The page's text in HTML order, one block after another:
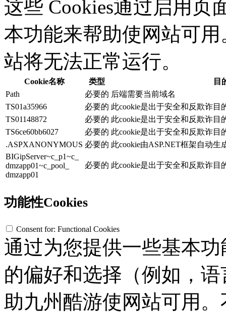
这些 Cookies通过启用页
本功能来帮助使网站可
站将无法正常运行。
Cookie名称 类型
目
Path
必要的 后端需要当前域名
TS01a35966
必要的 此cookie是出于安全和反欺诈目
TS01148872
必要的 此cookie是出于安全和反欺诈目
TS6ce60bb6027
必要的 此cookie是出于安全和反欺诈目
.ASPXANONYMOUS 必要的 此cookie由ASP.NET框架自动生
BIGipServer~c_p1~c_
dmzapp01~c_pool_
dmzapp01
必要的 此cookie是出于安全和反欺诈目
功能性Cookies
Consent for: Functional Cookies
通过为您提供一些基本
的偏好和选择（例如，
助九州酷游使网站可用